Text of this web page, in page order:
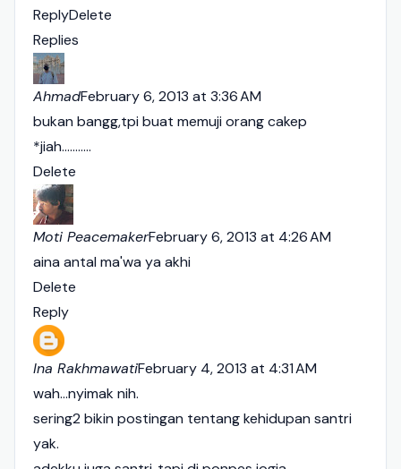
ReplyDelete
Replies
AhmadFebruary 6, 2013 at 3:36 AM
bukan bangg,tpi buat memuji orang cakep
*jiah...........
Delete
Moti PeacemakerFebruary 6, 2013 at 4:26 AM
aina antal ma'wa ya akhi
Delete
Reply
Ina RakhmawatiFebruary 4, 2013 at 4:31 AM
wah...nyimak nih.
sering2 bikin postingan tentang kehidupan santri
yak.